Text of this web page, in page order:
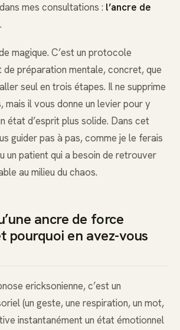
mes consultations : l’ancre de
.
magique. C’est un protocole
de préparation mentale, concret, que
seul en trois étapes. Il ne supprime
mais il vous donne un levier pour y
état d’esprit plus solide. Dans cet
guider pas à pas, comme je le ferais
un patient qui a besoin de retrouver
au milieu du chaos.
ancre de force
pourquoi en avez-vous
ericksonienne, c’est un
(un geste, une respiration, un mot,
instantanément un état émotionnel